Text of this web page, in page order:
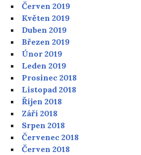
Červen 2019
Květen 2019
Duben 2019
Březen 2019
Únor 2019
Leden 2019
Prosinec 2018
Listopad 2018
Říjen 2018
Září 2018
Srpen 2018
Červenec 2018
Červen 2018